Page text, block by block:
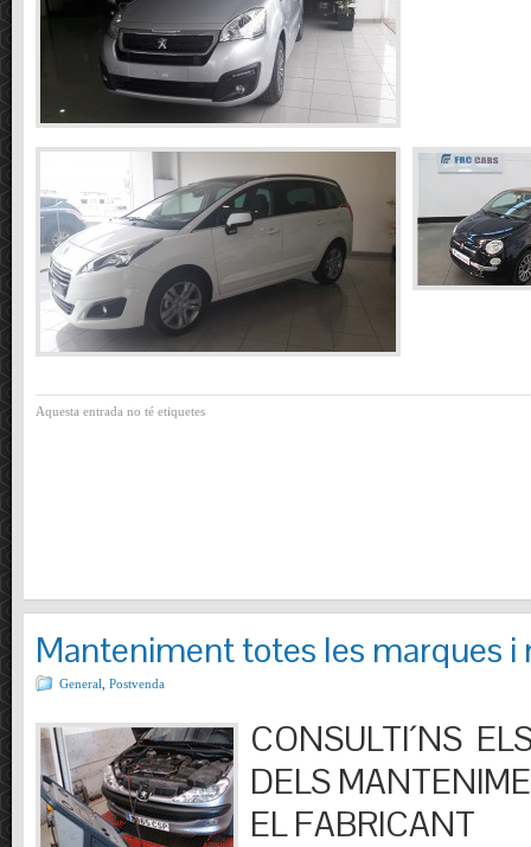
Aquesta entrada no té etiquetes
Manteniment totes les marques i
General Postvenda
CONSULTI´NS
DELS
EL FABRICANT